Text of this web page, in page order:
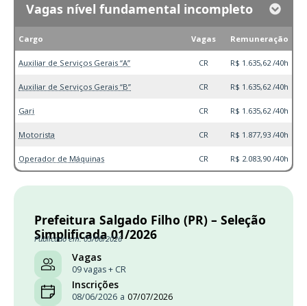
Vagas nível fundamental incompleto
Cargo Vagas Remuneração
Auxiliar de Serviços Gerais “A” CR R$ 1.635,62 /40h
Auxiliar de Serviços Gerais “B” CR R$ 1.635,62 /40h
Gari CR R$ 1.635,62 /40h
Motorista CR R$ 1.877,93 /40h
Operador de Máquinas CR R$ 2.083,90 /40h
Prefeitura Salgado Filho (PR) – Seleção
Simplificada 01/2026
Publicado em: 03/06/2026
Vagas
09 vagas + CR
Inscrições
08/06/2026 a 07/07/2026